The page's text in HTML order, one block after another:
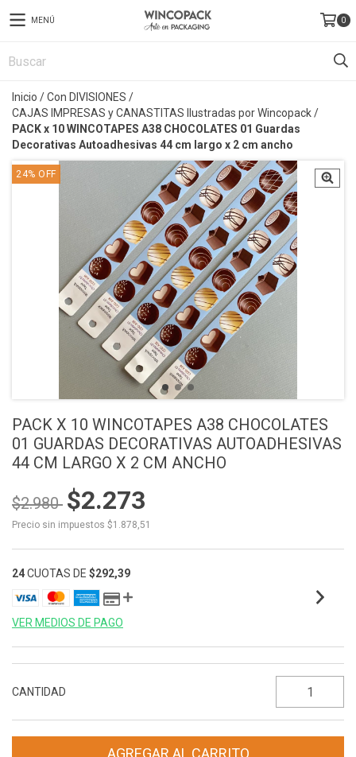
MENÚ 0
Inicio /Con DIVISIONES /
CAJAS IMPRESAS y CANASTITAS Ilustradas por Wincopack/
PACK x 10 WINCOTAPES A38 CHOCOLATES 01 Guardas
Decorativas Autoadhesivas 44 cm largo x 2 cm ancho
24% OFF
PACK X 10 WINCOTAPES A38 CHOCOLATES
01 GUARDAS DECORATIVAS AUTOADHESIVAS
44 CM LARGO X 2 CM ANCHO
$2.980 $2.273
Precio sin impuestos $1.878,51
24CUOTAS DE $292,39
VER MEDIOS DE PAGO
CANTIDAD